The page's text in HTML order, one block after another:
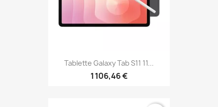
Tablette Galaxy Tab S11 11...
1 106,46 €